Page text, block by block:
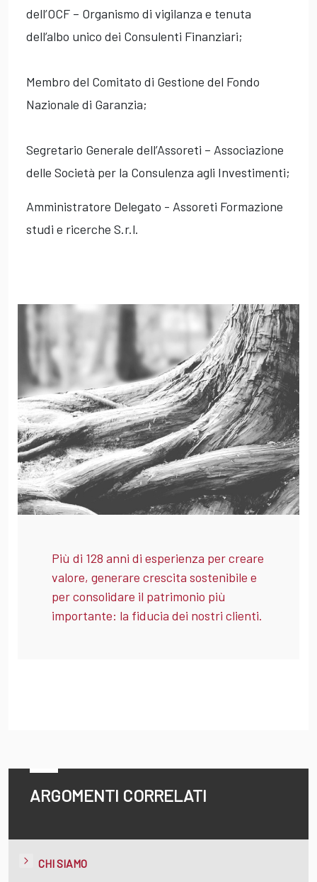
dell’OCF – Organismo di vigilanza e tenuta
dell’albo unico dei Consulenti Finanziari;
Membro del Comitato di Gestione del Fondo
Nazionale di Garanzia;
Segretario Generale dell’Assoreti – Associazione
delle Società per la Consulenza agli Investimenti;
Amministratore Delegato - Assoreti Formazione
studi e ricerche S.r.l.
Più di 128 anni di esperienza per creare
valore, generare crescita sostenibile e
per consolidare il patrimonio più
importante: la fiducia dei nostri clienti.
ARGOMENTI CORRELATI
CHI SIAMO